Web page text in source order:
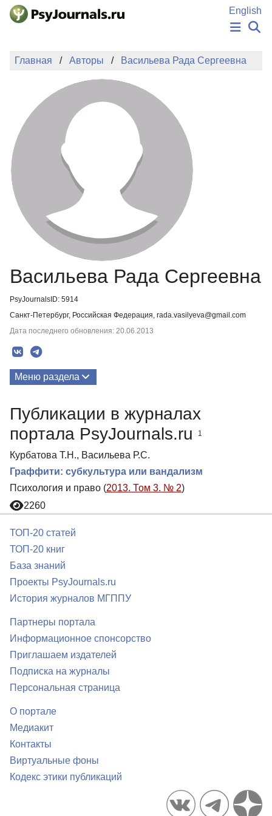
Перейти к основному содержанию
English
НОВОСТИ
АВТОРЫ
ПОДАТЬ РУКОПИСЬ
БАЗА ЗНАНИЙ
КЛЮЧЕВЫЕ СЛОВА
Регистрация
Главная Авторы Васильева Рада Сергеевна
Васильева Рада Сергеевна
PsyJournalsID: 5914
Санкт-Петербург, Российская Федерация, rada.vasilyeva@gmail.com
Дата последнего обновления: 20.06.2013
Меню раздела
Публикации в журналах
портала PsyJournals.ru
1
Курбатова Т.Н., Васильева Р.С.
Граффити: субкультура или вандализм
Психология и право (2013. Том 3. № 2)
2260
ТОП-20 статей
ТОП-20 книг
База знаний
Проекты PsyJournals.ru
История журналов МГППУ
Партнеры портала
Информационное спонсорство
Приглашаем издателей
Подписка на журналы
Персональная страница
О портале
Медиакит
Контакты
Виртуальные фоны
Кодекс этики публикаций